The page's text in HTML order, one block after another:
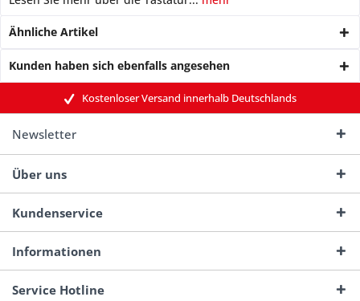
Ähnliche Artikel
Kunden haben sich ebenfalls angesehen
Kostenloser Versand innerhalb Deutschlands
Newsletter
Über uns
Kundenservice
Informationen
Service Hotline